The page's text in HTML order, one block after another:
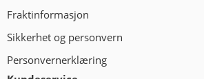
Fraktinformasjon
Sikkerhet og personvern
Personvernerklæring